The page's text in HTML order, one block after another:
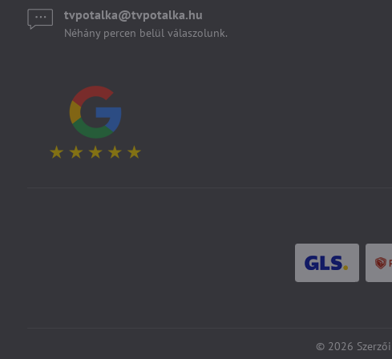
tvpotalka​@tvpotalka​.hu
Néhány percen belül válaszolunk.
© 2026